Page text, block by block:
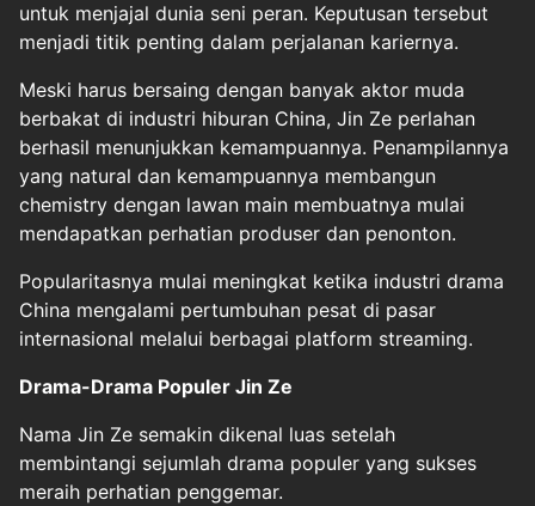
untuk menjajal dunia seni peran. Keputusan tersebut
menjadi titik penting dalam perjalanan kariernya.
Meski harus bersaing dengan banyak aktor muda
berbakat di industri hiburan China, Jin Ze perlahan
berhasil menunjukkan kemampuannya. Penampilannya
yang natural dan kemampuannya membangun
chemistry dengan lawan main membuatnya mulai
mendapatkan perhatian produser dan penonton.
Popularitasnya mulai meningkat ketika industri drama
China mengalami pertumbuhan pesat di pasar
internasional melalui berbagai platform streaming.
Drama-Drama Populer Jin Ze
Nama Jin Ze semakin dikenal luas setelah
membintangi sejumlah drama populer yang sukses
meraih perhatian penggemar.